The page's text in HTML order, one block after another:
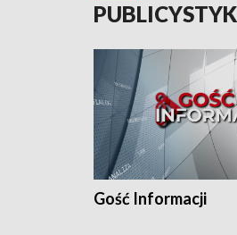
Gość Informacji